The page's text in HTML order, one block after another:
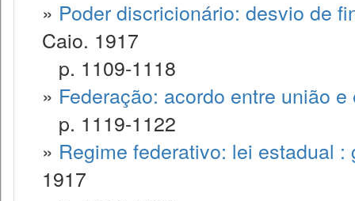
» Poder discricionário: desvio de
Caio. 1917
p. 1109-1118
» Federação: acordo entre união e
p. 1119-1122
» Regime federativo: lei estadual
1917